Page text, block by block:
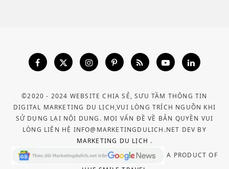
©2020 - 2024 WEBSITE CHIA SẺ, SƯU TẦM THÔNG TIN
DIGITAL MARKETING DU LỊCH,VUI LÒNG TRÍCH NGUỒN KHI
SỬ DỤNG LẠI NỘI DUNG. MỌI VẤN ĐỀ VỀ BẢN QUYỀN VUI
LÒNG LIÊN HỆ INFO@MARKETINGDULICH.NET DEV BY
MARKETING DU LỊCH .
A PRODUCT OF